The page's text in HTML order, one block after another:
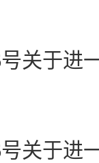
关于进
关于进